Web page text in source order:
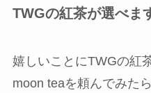
TWGの紅茶が選べま
嬉しいことにTWGの紅
moon teaを頼んでみた